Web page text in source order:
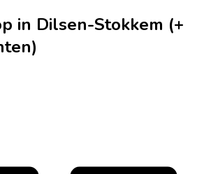
in Dilsen-Stokkem (+